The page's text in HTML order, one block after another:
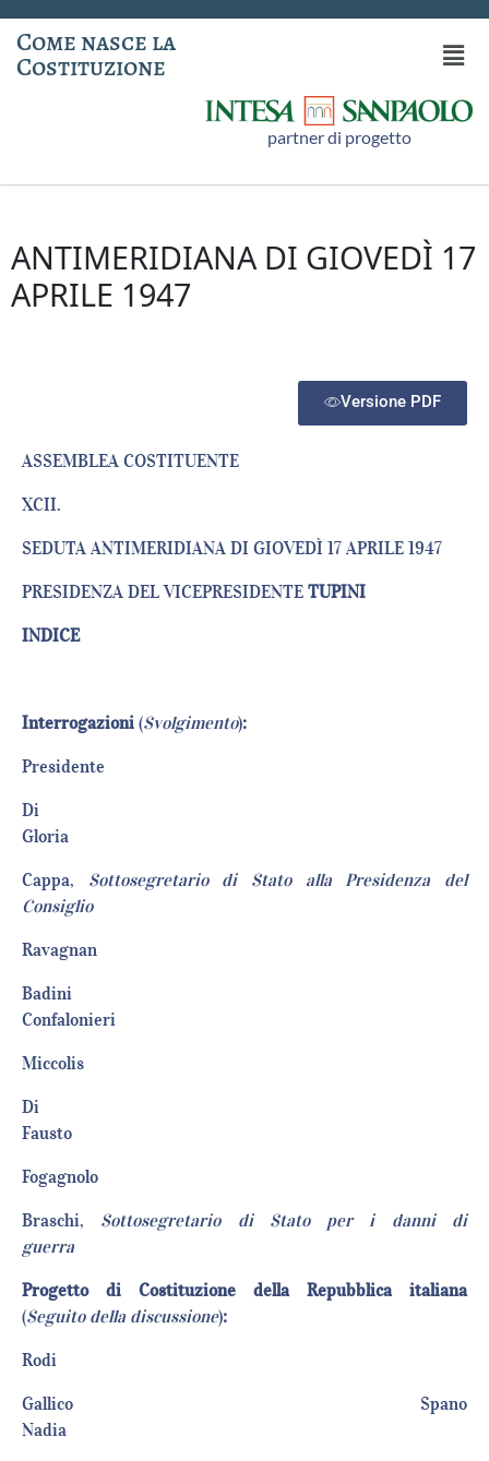
Come nasce la
Costituzione
partner di progetto
ANTIMERIDIANA DI GIOVEDÌ 17
APRILE 1947
Versione PDF
ASSEMBLEA COSTITUENTE
XCII.
SEDUTA ANTIMERIDIANA DI GIOVEDÌ 17 APRILE 1947
PRESIDENZA DEL VICEPRESIDENTE TUPINI
INDICE
Interrogazioni (Svolgimento):
Di
Cappa, Sottosegretario di Stato alla Presidenza del
Consiglio
Badini
Di
Braschi, Sottosegretario di Stato per i danni di
guerra
Progetto di Costituzione della Repubblica italiana
(Seguito della discussione):
Gallico Spano
Nadia